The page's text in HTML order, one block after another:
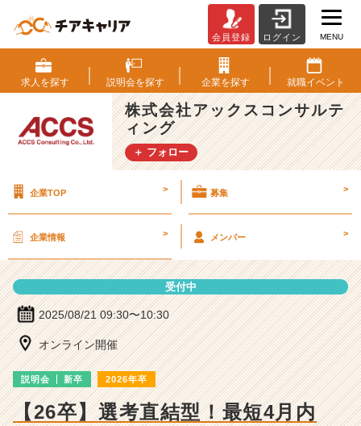
式
会
社
ア
ッ
ク
ス
サ
ィ
ン
グ
の
詳
|
会員登録 ログイン MENU
求人を探す 説明会を探す 企業を探す 就職イベント
株式会社アックスコンサルテ
ィング
＋ フォロー
企業TOP > 募集 >
企業情報 > メンバー >
受付中
2025/08/21 09:30〜10:30
オンライン開催
説明会 新卒 2026年卒
【26卒】選考直結型！最短4月内